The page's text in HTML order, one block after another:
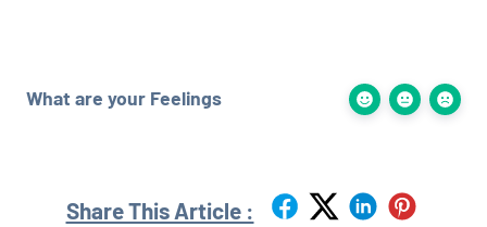
What are your Feelings
Share This Article :